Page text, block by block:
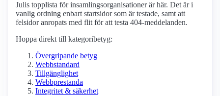
Julis topplista för insamlings­organisationer är här. Det är i
vanlig ordning enbart startsidor som är testade, samt att
felsidor anropats med flit för att testa 404-meddelanden.
Hoppa direkt till kategoribetyg:
Övergripande betyg
Webbstandard
Tillgänglighet
Webbprestanda
Integritet & säkerhet